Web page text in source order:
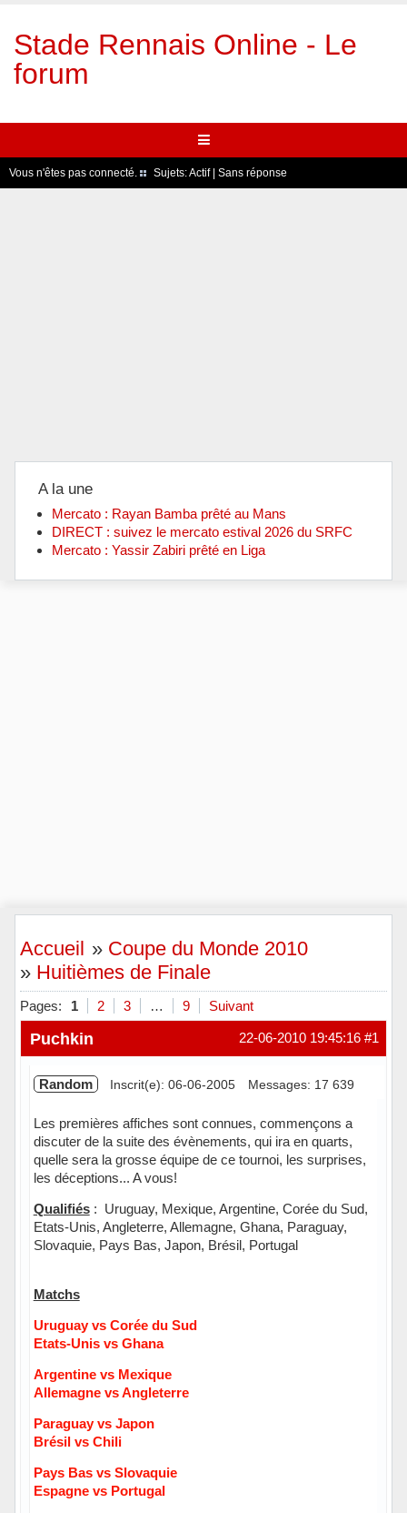
Stade Rennais Online - Le
forum
Vous n'êtes pas connecté. Sujets:Actif| Sans réponse
A la une
Mercato : Rayan Bamba prêté au Mans
DIRECT : suivez le mercato estival 2026 du SRFC
Mercato : Yassir Zabiri prêté en Liga
Accueil » Coupe du Monde 2010
» Huitièmes de Finale
Pages: 1 2 3 … 9 Suivant
#1
22-06-2010 19:45:16
Puchkin
Random Inscrit(e): 06-06-2005 Messages: 17 639
Les premières affiches sont connues, commençons a
discuter de la suite des évènements, qui ira en quarts,
quelle sera la grosse équipe de ce tournoi, les surprises,
les déceptions... A vous!
Qualifiés: Uruguay, Mexique, Argentine, Corée du Sud,
Etats-Unis, Angleterre, Allemagne, Ghana, Paraguay,
Slovaquie, Pays Bas, Japon, Brésil, Portugal
Matchs
Uruguay vs Corée du Sud
Etats-Unis vs Ghana
Argentine vs Mexique
Allemagne vs Angleterre
Paraguay vs Japon
Brésil vs Chili
Pays Bas vs Slovaquie
Espagne vs Portugal